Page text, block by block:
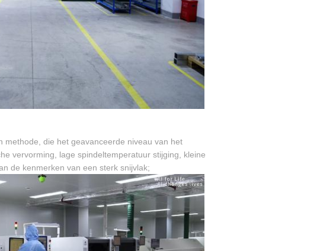
methode, die het geavanceerde niveau van het
vervorming, lage spindeltemperatuur stijging, kleine
de kenmerken van een sterk snijvlak;